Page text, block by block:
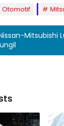
Otomotif
Mitsubishi